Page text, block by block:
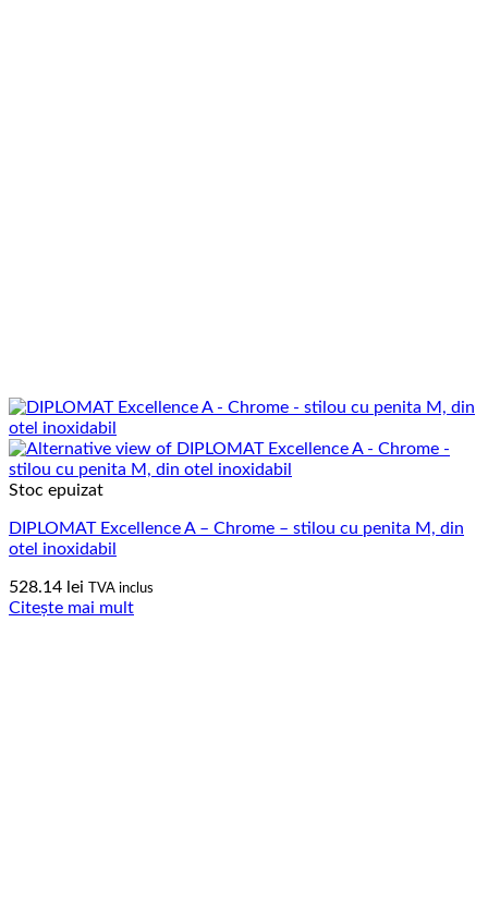
Stoc epuizat
DIPLOMAT Excellence A – Chrome – stilou cu penita M, din
otel inoxidabil
528.14 lei TVA inclus
Citește mai mult